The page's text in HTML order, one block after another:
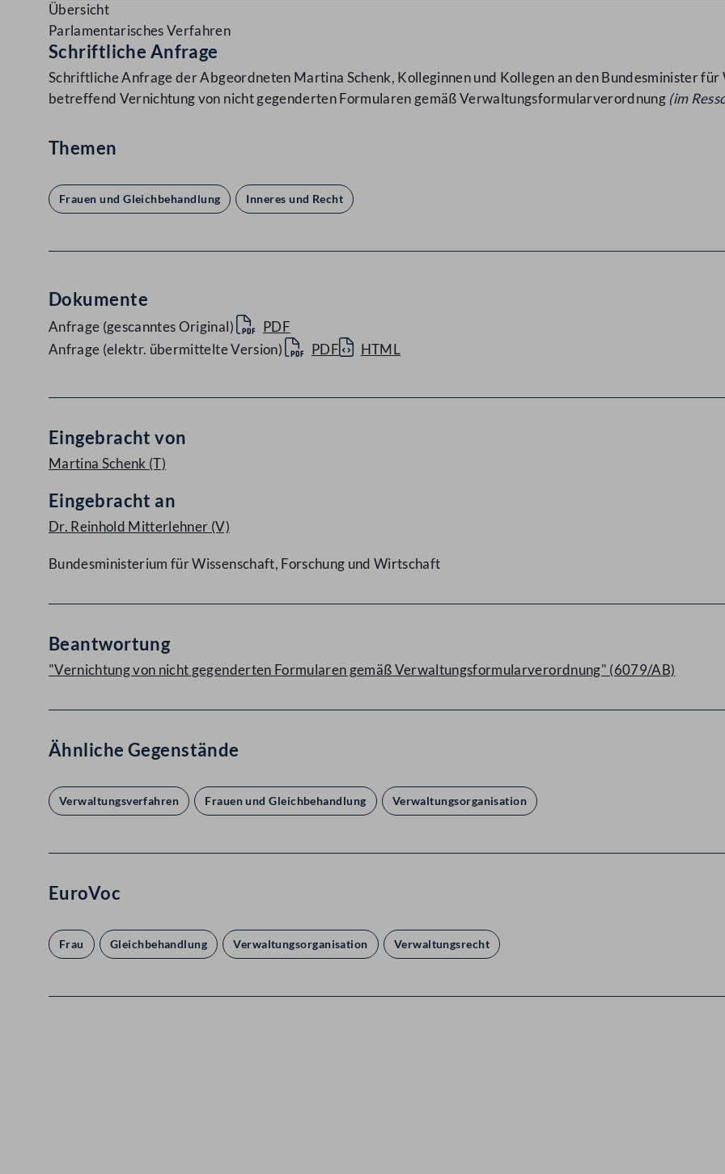
Übersicht
Parlamentarisches Verfahren
Schriftliche Anfrage
Schriftliche Anfrage der Abgeordneten Martina Schenk, Kolleginnen und Kollegen an den Bundesminister
betreffend Vernichtung von nicht gegenderten Formularen gemäß Verwaltungsformularverordnung (im
Themen
Frauen und Gleichbehandlung Inneres und Recht
Dokumente
Anfrage (gescanntes Original)
PDF
Anfrage (elektr. übermittelte Version)
PDF HTML
Eingebracht von
Martina Schenk (T)
Eingebracht an
Dr. Reinhold Mitterlehner (V)
Bundesministerium für Wissenschaft, Forschung und Wirtschaft
Beantwortung
"Vernichtung von nicht gegenderten Formularen gemäß Verwaltungsformularverordnung" (6079/AB)
Ähnliche Gegenstände
Verwaltungsverfahren Frauen und Gleichbehandlung Verwaltungsorganisation
EuroVoc
Frau Gleichbehandlung Verwaltungsorganisation Verwaltungsrecht